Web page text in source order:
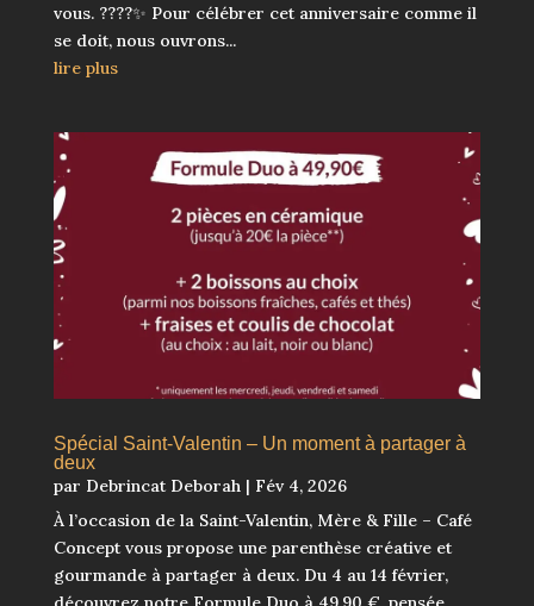
vous. ????✨ Pour célébrer cet anniversaire comme il
se doit, nous ouvrons...
lire plus
Spécial Saint-Valentin – Un moment à partager à
deux
par Debrincat Deborah| Fév 4, 2026
À l’occasion de la Saint-Valentin, Mère & Fille – Café
Concept vous propose une parenthèse créative et
gourmande à partager à deux. Du 4 au 14 février,